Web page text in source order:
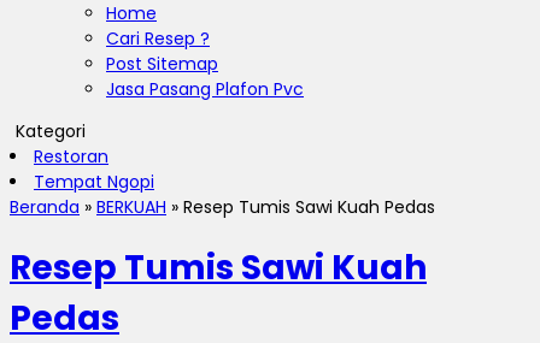
Home
Cari Resep ?
Post Sitemap
Jasa Pasang Plafon Pvc
Kategori
Restoran
Tempat Ngopi
Beranda » BERKUAH » Resep Tumis Sawi Kuah Pedas
Resep Tumis Sawi Kuah
Pedas